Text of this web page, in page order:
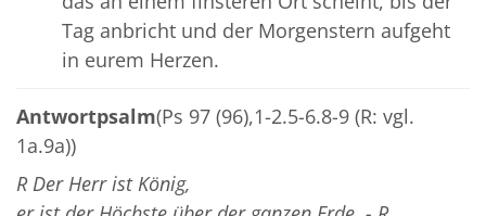
Tag anbricht und der Morgenstern aufgeht
in eurem Herzen.
Antwortpsalm(Ps 97 (96),1-2.5-6.8-9 (R: vgl.
1a.9a))
R Der Herr ist König,